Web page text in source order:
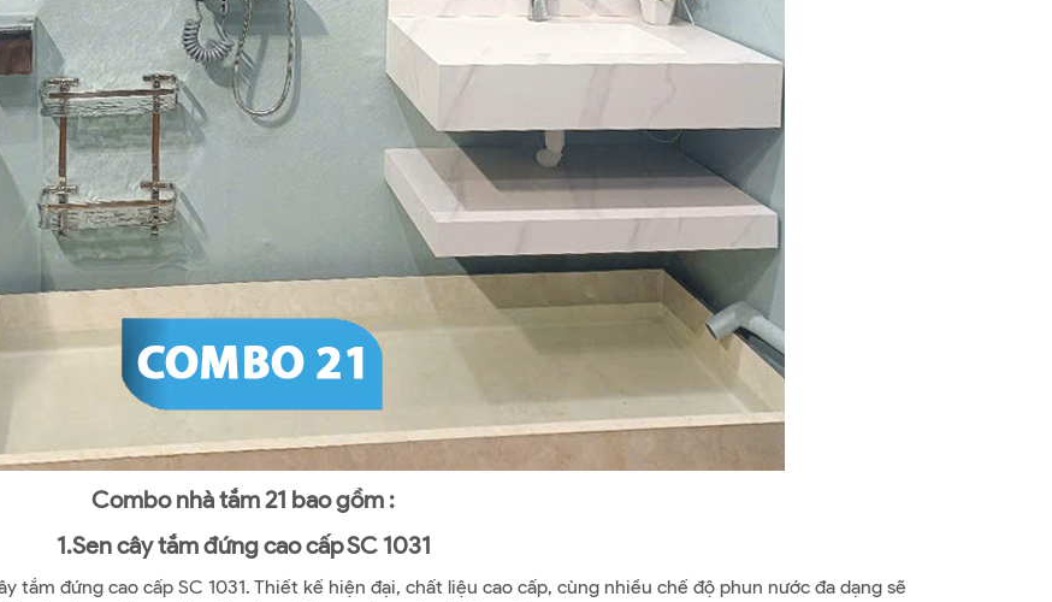
Combo nhà tắm 21 bao gồm :
1.Sen cây tắm đứng cao cấp SC 1031
tắm đứng cao cấp SC 1031. Thiết kế hiện đại, chất liệu cao cấp, cùng nhiều chế độ phun nước đa dạng sẽ